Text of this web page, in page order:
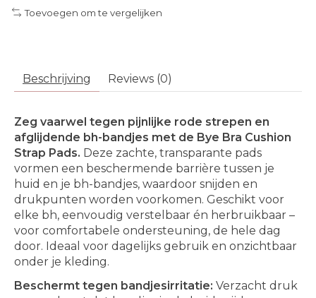
Toevoegen om te vergelijken
Beschrijving Reviews (0)
Zeg vaarwel tegen pijnlijke rode strepen en
afglijdende bh-bandjes met de Bye Bra Cushion
Strap Pads. Deze zachte, transparante pads
vormen een beschermende barrière tussen je
huid en je bh-bandjes, waardoor snijden en
drukpunten worden voorkomen. Geschikt voor
elke bh, eenvoudig verstelbaar én herbruikbaar –
voor comfortabele ondersteuning, de hele dag
door. Ideaal voor dagelijks gebruik en onzichtbaar
onder je kleding.
Beschermt tegen bandjesirritatie: Verzacht druk